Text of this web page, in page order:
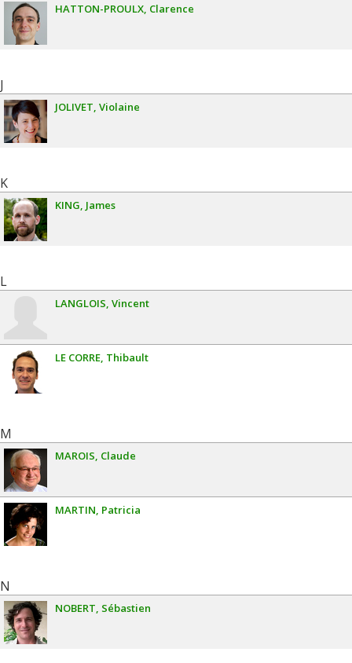
HATTON-PROULX Clarence
J
JOLIVET Violaine
K
KING James
L
LANGLOIS Vincent
LE CORRE Thibault
M
MAROIS Claude
MARTIN Patricia
N
NOBERT Sébastien